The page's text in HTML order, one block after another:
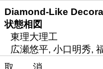
Diamond-Like
状態相図
東理大理工
広瀬悠平, 小口明秀,